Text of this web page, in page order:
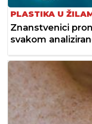
PLASTIKA U
Znanstvenici
svakom